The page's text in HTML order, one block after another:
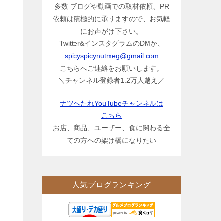
多数 ブログや動画での取材依頼、PR
依頼は積極的に承りますので、お気軽
にお声がけ下さい。
Twitter&インスタグラムのDMか、
spicyspicynutmeg@gmail.com
こちらへご連絡をお願いします。
＼チャンネル登録者1.2万人越え／
ナツへたれYouTubeチャンネルは
こちら
お店、商品、ユーザー、食に関わる全
ての方への架け橋になりたい
人気ブログランキング